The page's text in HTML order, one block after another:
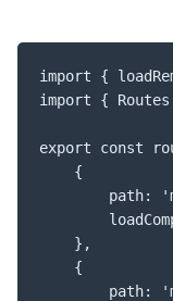
import {
import {
export const
    {
path:
    },
    {
path: